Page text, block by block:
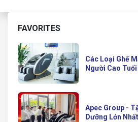
FAVORITES
Các Loại Ghế
Người Cao
Apec Group -
Dưỡng Lớn